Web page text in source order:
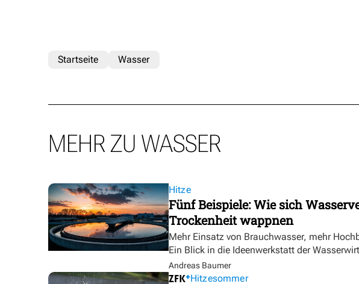
Startseite Wasser
MEHR ZU WASSER
Hitze
Fünf Beispiele: Wie sich
Trockenheit wappnen
Mehr Einsatz von Brauchwasser, mehr
Ein Blick in die Ideenwerkstatt der
Andreas Baumer
Hitzesommer